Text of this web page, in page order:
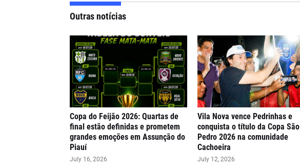
Outras notícias
Copa do Feijão 2026: Quartas de
final estão definidas e prometem
grandes emoções em Assunção do
Piauí
July 16, 2026
Vila Nova vence Pedrinhas e
conquista o título da Copa São
Pedro 2026 na comunidade
Cachoeira
July 12, 2026